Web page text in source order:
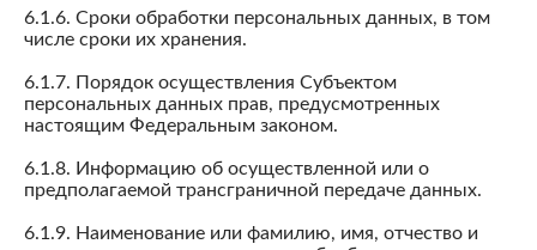
6.1.6. Сроки обработки персональных данных, в том
числе сроки их хранения.
6.1.7. Порядок осуществления Субъектом
персональных данных прав, предусмотренных
настоящим Федеральным законом.
6.1.8. Информацию об осуществленной или о
предполагаемой трансграничной передаче данных.
6.1.9. Наименование или фамилию, имя, отчество и